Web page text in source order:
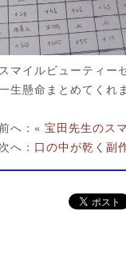
スマイルビューティー
生懸命まとめてくれ
へ：« 宝田先生のス
次へ： 口の中が乾く副